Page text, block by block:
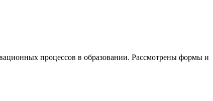
процессов в образовании. Рассмотрены формы и